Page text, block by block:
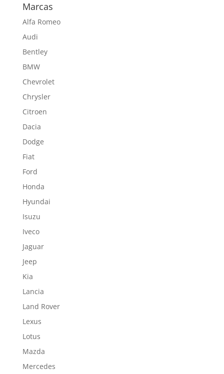
Marcas
Alfa Romeo
Audi
Bentley
BMW
Chevrolet
Chrysler
Citroen
Dacia
Dodge
Fiat
Ford
Honda
Hyundai
Isuzu
Iveco
Jaguar
Jeep
Kia
Lancia
Land Rover
Lexus
Lotus
Mazda
Mercedes